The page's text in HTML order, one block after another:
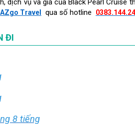
AZgo Travel qua số hotline
ĐI
8 tiếng